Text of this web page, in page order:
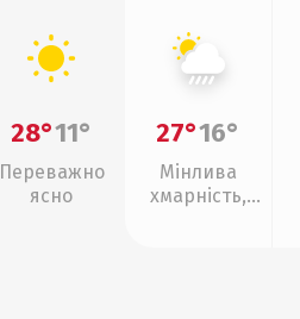
28°11°
Переважно
ясно
27°16°
Мінлива
хмарність,